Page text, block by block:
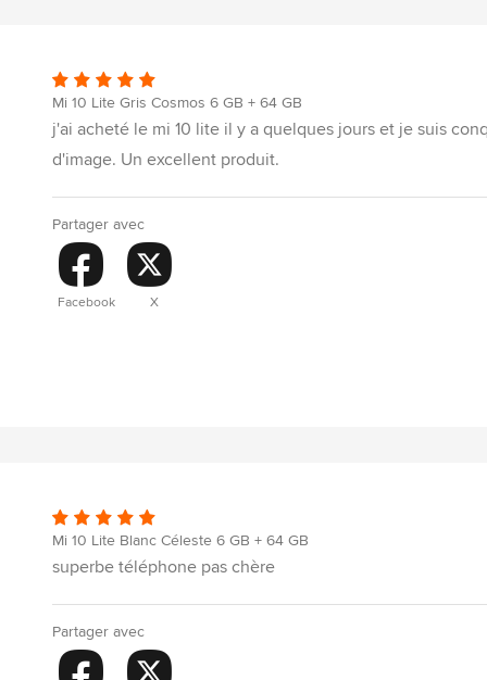
Mi 10 Lite Gris Cosmos 6 GB + 64 GB
j'ai acheté le mi 10 lite il y a quelques jours et je suis
d'image. Un excellent produit.
Partager avec
Facebook X
Mi 10 Lite Blanc Céleste 6 GB + 64 GB
superbe téléphone pas chère
Partager avec